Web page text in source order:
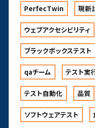
PerfecTwin 現新
ウェブアクセシビリティ
ブラックボックステスト
qaチーム テスト実
テスト自動化 品質
ソフトウェアテスト